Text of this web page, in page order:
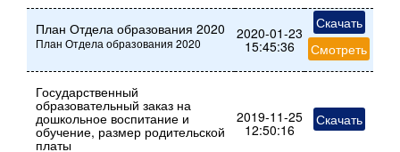
План Отдела образования 2020
План Отдела образования 2020
2020-01-23
15:45:36
Скачать
Смотреть
Государственный
образовательный заказ на
дошкольное воспитание и
обучение, размер родительской
платы
2019-11-25
12:50:16
Скачать